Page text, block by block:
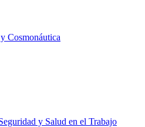
Cosmonáutica
y Salud en el Trabajo